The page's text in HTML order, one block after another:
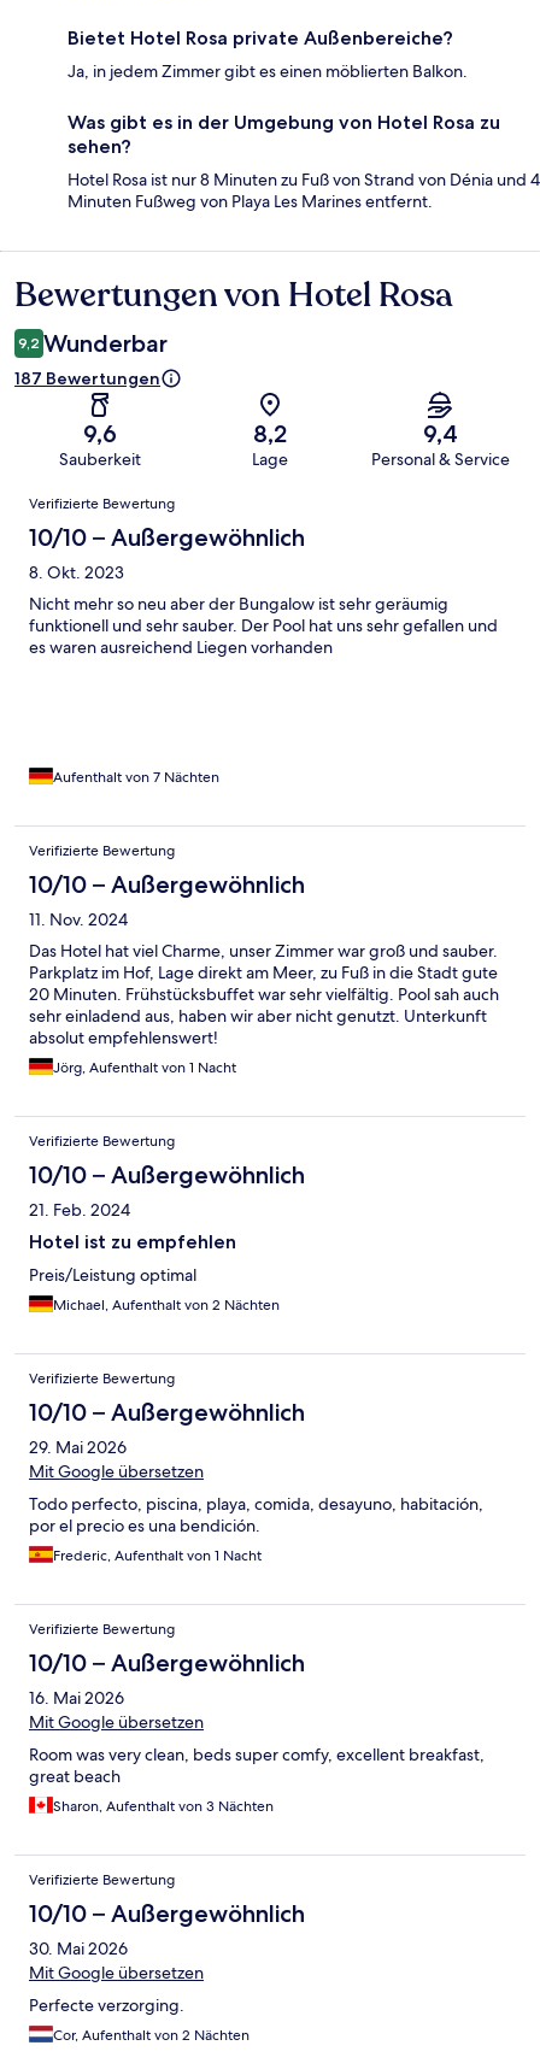
Bietet Hotel Rosa private Außenbereiche?
Ja, in jedem Zimmer gibt es einen möblierten Balkon.
Was gibt es in der Umgebung von Hotel Rosa zu
sehen?
Hotel Rosa ist nur 8 Minuten zu Fuß von Strand von Dénia und 4
Minuten Fußweg von Playa Les Marines entfernt.
Bewertungen
Bewertungen von Hotel Rosa
9,2 Wunderbar
187 Bewertungen
9,6
Sauberkeit
8,2
Lage
9,4
Personal & Service
Bewertungen
Verifizierte Bewertung
10/10 – Außergewöhnlich
8. Okt. 2023
Nicht mehr so neu aber der Bungalow ist sehr geräumig
funktionell und sehr sauber. Der Pool hat uns sehr gefallen und
es waren ausreichend Liegen vorhanden
Aufenthalt von 7 Nächten
Verifizierte Bewertung
10/10 – Außergewöhnlich
11. Nov. 2024
Das Hotel hat viel Charme, unser Zimmer war groß und sauber.
Parkplatz im Hof, Lage direkt am Meer, zu Fuß in die Stadt gute
20 Minuten. Frühstücksbuffet war sehr vielfältig. Pool sah auch
sehr einladend aus, haben wir aber nicht genutzt. Unterkunft
absolut empfehlenswert!
Jörg, Aufenthalt von 1 Nacht
Verifizierte Bewertung
10/10 – Außergewöhnlich
21. Feb. 2024
Hotel ist zu empfehlen
Preis/Leistung optimal
Michael, Aufenthalt von 2 Nächten
Verifizierte Bewertung
10/10 – Außergewöhnlich
29. Mai 2026
Mit Google übersetzen
Todo perfecto, piscina, playa, comida, desayuno, habitación,
por el precio es una bendición.
Frederic, Aufenthalt von 1 Nacht
Verifizierte Bewertung
10/10 – Außergewöhnlich
16. Mai 2026
Mit Google übersetzen
Room was very clean, beds super comfy, excellent breakfast,
great beach
Sharon, Aufenthalt von 3 Nächten
Verifizierte Bewertung
10/10 – Außergewöhnlich
30. Mai 2026
Mit Google übersetzen
Perfecte verzorging.
Cor, Aufenthalt von 2 Nächten